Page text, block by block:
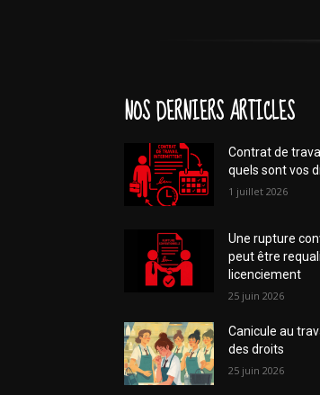
NOS DERNIERS ARTICLES
Contrat de
quels sont vos
1 juillet 2026
Une rupture
peut être
licenciement
25 juin 2026
Canicule au
des droits
25 juin 2026